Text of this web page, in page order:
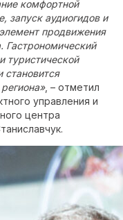
комфортной
запуск аудиогидов и
продвижения
Гастрономический
туристической
, – отметил
управления и
центра